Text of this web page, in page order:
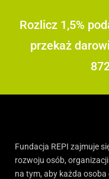
Rozlicz 1,5%
przekaż
Fundacja REPI zajmuje
rozwoju osób,
na tym, aby każda osoba